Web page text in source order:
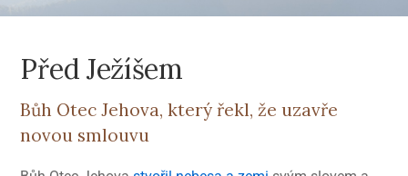
Před Ježíšem
Bůh Otec Jehova, který řekl, že uzavře
novou smlouvu